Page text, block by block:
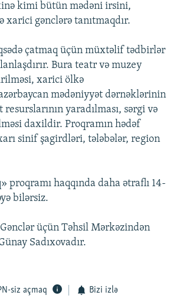
kimi bütün mədəni irsini,
xarici gənclərə tanıtmaqdır.
çatmaq üçün müxtəlif tədbirlər
Bura teatr və muzey
xarici ölkə
mədəniyyət dərnəklərinin
yaradılması, sərgi və
daxildir. Proqramın hədəf
sinif şagirdləri, tələbələr, region
proqramı haqqında daha ətraflı 14-
bilərsiz.
üçün Təhsil Mərkəzindən
Sadıxovadır.
siz açmaq Bizi izlə